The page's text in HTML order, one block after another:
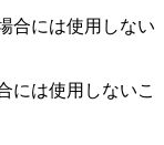
合には使用しない
には使用しないこ